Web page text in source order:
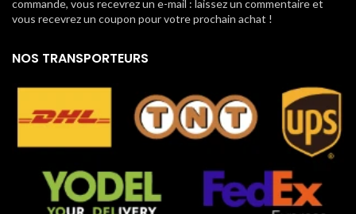
commande, vous recevrez un e-mail : laissez un commentaire et
vous recevrez un coupon pour votre prochain achat !
NOS TRANSPORTEURS